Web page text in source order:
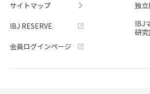
サイトマップ
IBJ RESERVE
会員ログインページ
独
IBJ
研究